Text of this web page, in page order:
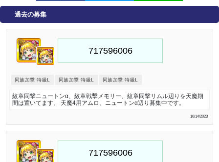
過去の募集
同族加撃 特級L 同族加撃 特級L 同族加撃 特級L
紋章同撃ニュートンα、紋章戦擊メモリー、紋章同撃リムル辺りを天魔期
間は置いてます。 天魔4用アムロ、ニュートンα辺り募集中です。
10/14/2023